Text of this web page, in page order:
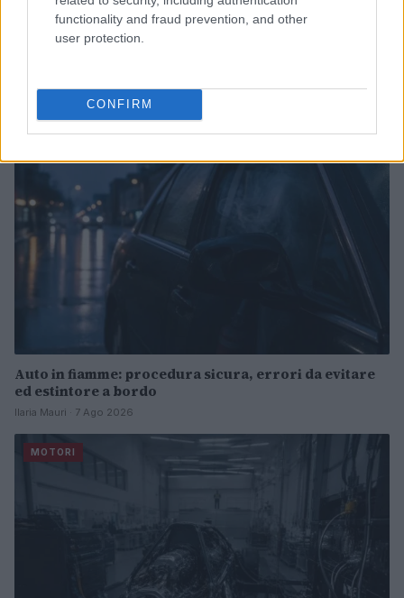
functionality and fraud prevention, and other
user protection.
CONFIRM
La svolta green di Suzuki: 240.000 auto elettrificate
MOTORI
Auto in fiamme: procedura sicura, errori da evitare
ed estintore a bordo
Ilaria Mauri · 7 Ago 2026
MOTORI